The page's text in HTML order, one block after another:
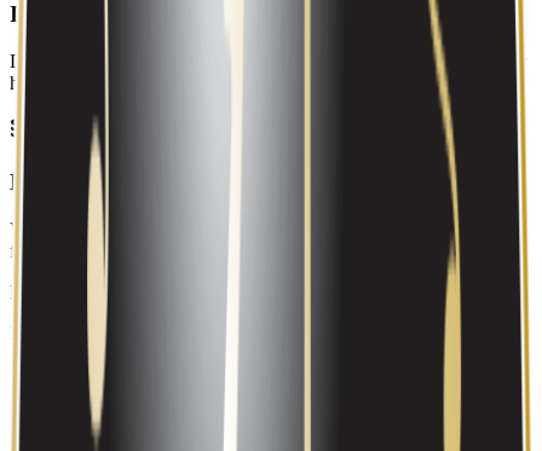
Inntekter og resultat
Det blå området viser omsetningen over tid. Den grønne linjen viser
hva som er igjen som årsresultat.
Balanse: hva eier de, og hvem skylder de penger?
Venstre side viser eiendeler. Høyre side viser hvordan de er
finansiert (egenkapital + gjeld). Totalen er alltid lik på begge sider.
Eiendeler
Egenkapital + gjeld
Marginer over tid